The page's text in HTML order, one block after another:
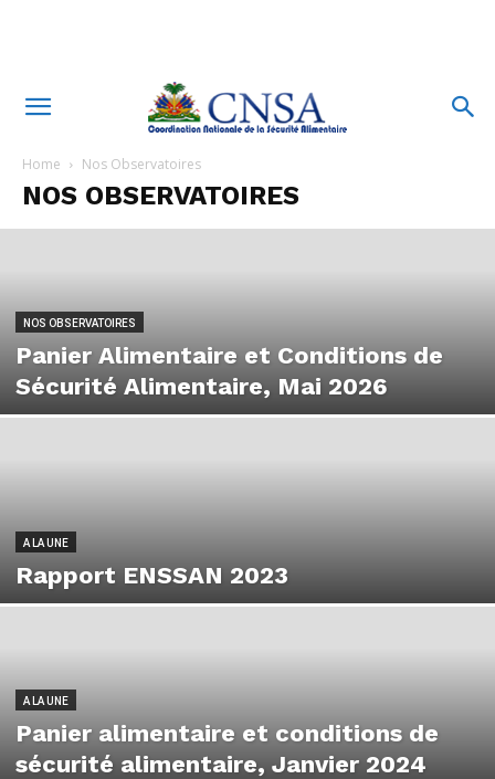
Home Nos Observatoires
NOS OBSERVATOIRES
NOS OBSERVATOIRES
Panier Alimentaire et Conditions de
Sécurité Alimentaire, Mai 2026
A LA UNE
Rapport ENSSAN 2023
A LA UNE
Panier alimentaire et conditions de
sécurité alimentaire, Janvier 2024